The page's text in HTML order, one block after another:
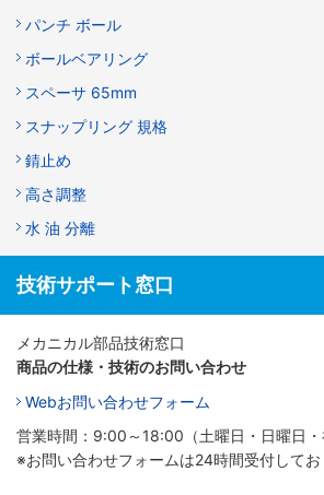
パンチ ボール
ボールベアリング
スペーサ 65mm
スナップリング 規格
錆止め
高さ調整
水 油 分離
技術サポート窓口
メカニカル部品技術窓口
商品の仕様・技術のお問い合わせ
Webお問い合わせフォーム
営業時間：9:00～18:00（土曜日・日曜日・
※お問い合わせフォームは24時間受付してお